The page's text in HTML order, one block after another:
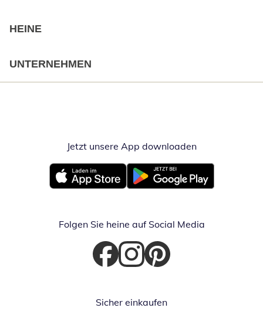
HEINE
UNTERNEHMEN
Jetzt unsere App downloadenÖffnet in
Öffnet in neuem FensterÖffnet in neuem Fenster
Folgen Sie heine auf Social Media
Öffnet in neuem Fenster
Öffnet in neuem Fenster
Öffnet in neuem Fenster
Sicher einkaufen